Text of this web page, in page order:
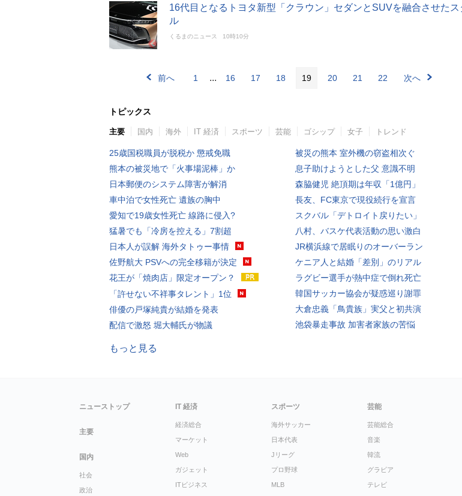
16代目となるトヨタ新型「クラウン」セダンとSUVを融合させたス
ル
くるまのニュース 10時10分
前へ 1 ... 16 17 18 19 20 21 22 次へ
トピックス
主要 国内 海外 IT 経済 スポーツ 芸能 ゴシップ 女子 トレンド
25歳国税職員が脱税か 懲戒免職
熊本の被災地で「火事場泥棒」か
日本郵便のシステム障害が解消
車中泊で女性死亡 遺族の胸中
愛知で19歳女性死亡 線路に侵入?
猛暑でも「冷房を控える」7割超
日本人が誤解 海外タトゥー事情
佐野航大 PSVへの完全移籍が決定
花王が「焼肉店」限定オープン？
「許せない不祥事タレント」1位
俳優の戸塚純貴が結婚を発表
配信で激怒 堀大輔氏が物議
被災の熊本 室外機の窃盗相次ぐ
息子助けようとした父 意識不明
森脇健児 絶頂期は年収「1億円」
長友、FC東京で現役続行を宣言
スクバル「デトロイト戻りたい」
八村、バスケ代表活動の思い激白
JR横浜線で居眠りのオーバーラン
ケニア人と結婚「差別」のリアル
ラグビー選手が熱中症で倒れ死亡
韓国サッカー協会が疑惑巡り謝罪
大倉忠義「鳥貴族」実父と初共演
池袋暴走事故 加害者家族の苦悩
もっと見る
ニューストップ
主要
国内
社会
政治
IT 経済
経済総合
マーケット
Web
ガジェット
ITビジネス
スポーツ
海外サッカー
日本代表
Jリーグ
プロ野球
MLB
芸能
芸能総合
音楽
韓流
グラビア
テレビ